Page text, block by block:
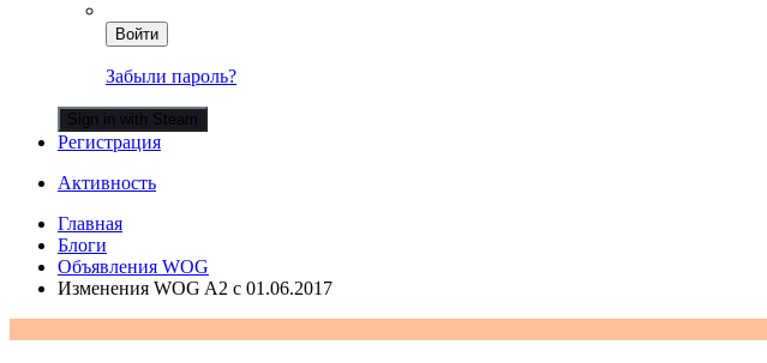
Войти
Забыли пароль?
Sign in with Steam
Регистрация
Активность
Главная
Блоги
Объявления WOG
Изменения WOG A2 c 01.06.2017